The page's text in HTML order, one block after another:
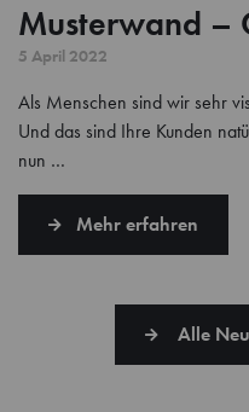
Musterwand –
5 April 2022
Als Menschen sind wir sehr
Und das sind Ihre Kunden
nun …
Mehr erfahren
Alle